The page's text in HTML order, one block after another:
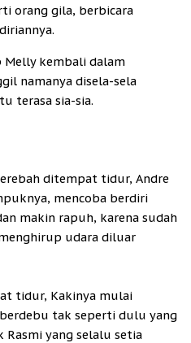
orang gila, berbicara
Melly kembali dalam
namanya disela-sela
terasa sia-sia.
ditempat tidur, Andre
mencoba berdiri
makin rapuh, karena sudah
udara diluar
tidur, Kakinya mulai
tak seperti dulu yang
yang selalu setia